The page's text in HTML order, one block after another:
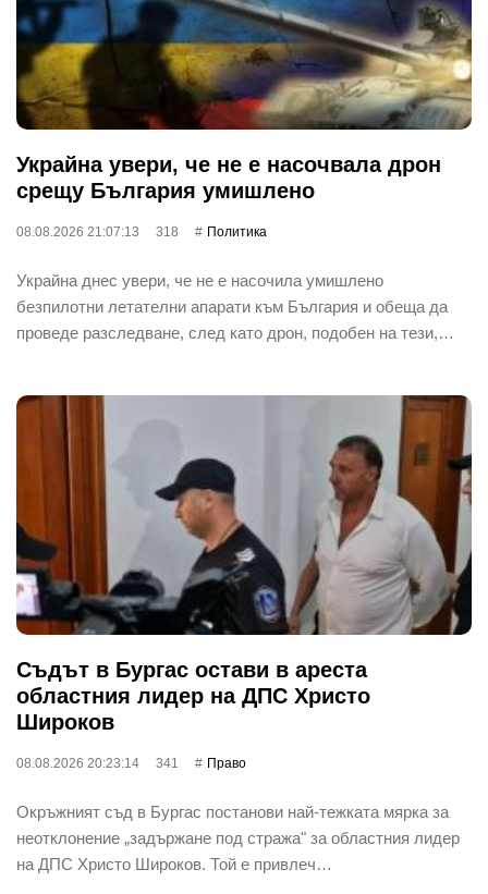
Украйна увери, че не е насочвала дрон
срещу България умишлено
08.08.2026 21:07:13 318 Политика
Украйна днес увери, че не е насочила умишлено
безпилотни летателни апарати към България и обеща да
проведе разследване, след като дрон, подобен на тези,…
Съдът в Бургас остави в ареста
областния лидер на ДПС Христо
Широков
08.08.2026 20:23:14 341 Право
Окръжният съд в Бургас постанови най-тежката мярка за
неотклонение „задържане под стража" за областния лидер
на ДПС Христо Широков. Той е привлеч…